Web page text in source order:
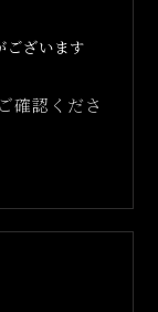
ございます
確認くださ